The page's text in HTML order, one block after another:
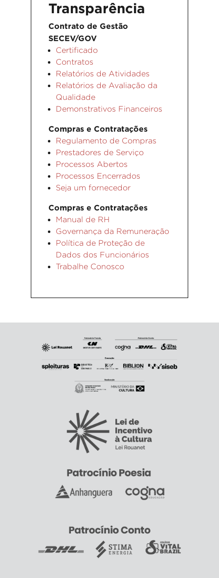
Transparência
Contrato de Gestão
SECEV/GOV
Certificado
Contratos
Relatórios de Atividades
Relatórios de Avaliação da
Qualidade
Demonstrativos Financeiros
Compras e Contratações
Regulamento de Compras
Prestadores de Serviço
Processos Abertos
Processos Encerrados
Seja um fornecedor
Compras e Contratações
Manual de RH
Governança da Remuneração
Política de Proteção de
Dados dos Funcionários
Trabalhe Conosco